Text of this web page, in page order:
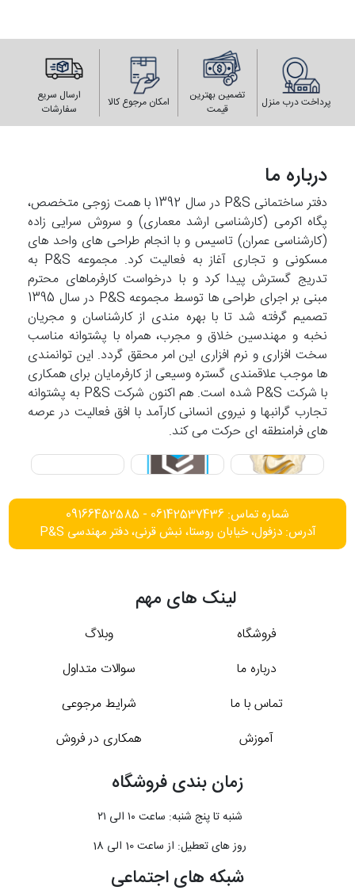
پرداخت درب منزل
تضمین بهترین
قیمت
امکان مرجوع کالا
ارسال سریع
سفارشات
درباره ما
دفتر ساختمانی P&S در سال 1392 با همت زوجی متخصص،
پگاه اکرمی (کارشناسی ارشد معماری) و سروش سرایی زاده
(کارشناسی عمران) تاسیس و با انجام طراحی های واحد های
مسکونی و تجاری آغاز به فعالیت کرد. مجموعه P&S به
تدریج گسترش پیدا کرد و با درخواست کارفرماهای محترم
مبنی بر اجرای طراحی ها توسط مجموعه P&S در سال 1395
تصمیم گرفته شد تا با بهره مندی از کارشناسان و مجریان
نخبه و مهندسین خلاق و مجرب، همراه با پشتوانه مناسب
سخت افزاری و نرم افزاری این امر محقق گردد. این توانمندی
ها موجب علاقمندی گستره وسیعی از کارفرمایان برای همکاری
با شرکت P&S شده است. هم اکنون شرکت P&S به پشتوانه
تجارب گرانبها و نیروی انسانی کارآمد با افق فعالیت در عرصه
های فرامنطقه ای حرکت می کند.
شماره تماس: 06142537436 - 09166452585
آدرس: دزفول، خیابان روستا، نبش قرنی، دفتر مهندسی P&S
لینک های مهم
فروشگاه
وبلاگ
درباره ما
سوالات متداول
تماس با ما
شرایط مرجوعی
آموزش
همکاری در فروش
زمان بندی فروشگاه
شنبه تا پنج شنبه: ساعت ۱۰ الی ۲۱
روز های تعطیل: از ساعت 10 الی 18
شبکه های اجتماعی